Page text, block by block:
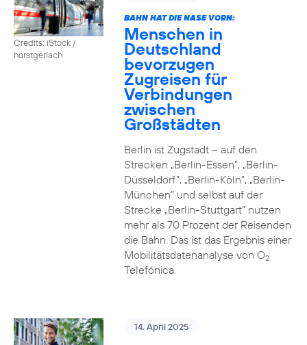
Credits: iStock /
horstgerlach
BAHN HAT DIE NASE VORN:
Menschen in
Deutschland
bevorzugen
Zugreisen für
Verbindungen
zwischen
Großstädten
Berlin ist Zugstadt – auf den
Strecken „Berlin-Essen”, „Berlin-
Düsseldorf”, „Berlin-Köln”, „Berlin-
München” und selbst auf der
Strecke „Berlin-Stuttgart“ nutzen
mehr als 70 Prozent der Reisenden
die Bahn. Das ist das Ergebnis einer
Mobilitätsdatenanalyse von O2
Telefónica.
14. April 2025